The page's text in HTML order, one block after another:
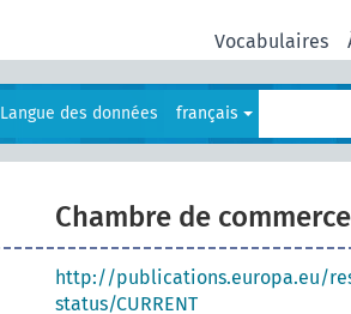
Vocabulaires
Langue des données français
Chambre de commerce
http://publications.europa.eu/
status/CURRENT